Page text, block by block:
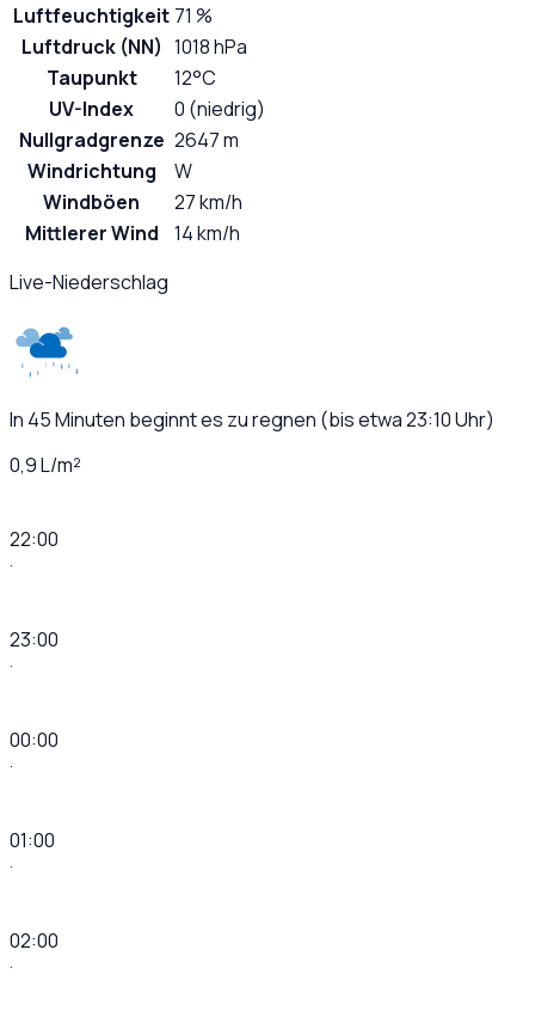
Luftfeuchtigkeit 71 %
Luftdruck (NN) 1018 hPa
Taupunkt
12°C
UV-Index
0 (niedrig)
Nullgradgrenze 2647 m
Windrichtung
W
Windböen
27 km/h
Mittlerer Wind
14 km/h
Live-Niederschlag
In 45 Minuten beginnt es zu regnen (bis etwa 23:10 Uhr)
0,9 L/m²
22:00
·
23:00
·
00:00
·
01:00
·
02:00
·